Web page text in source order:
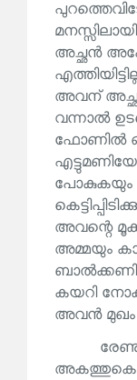
അച്ഛൻ
അവന്
വന്നാൽ
ഫോണിൽ
പോകുകയും
അവന്റെ
അമ്മയും
കയറി
അവൻ മുഖം